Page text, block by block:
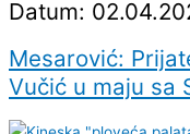
Datum:
Mesarović:
Vučić u maju sa